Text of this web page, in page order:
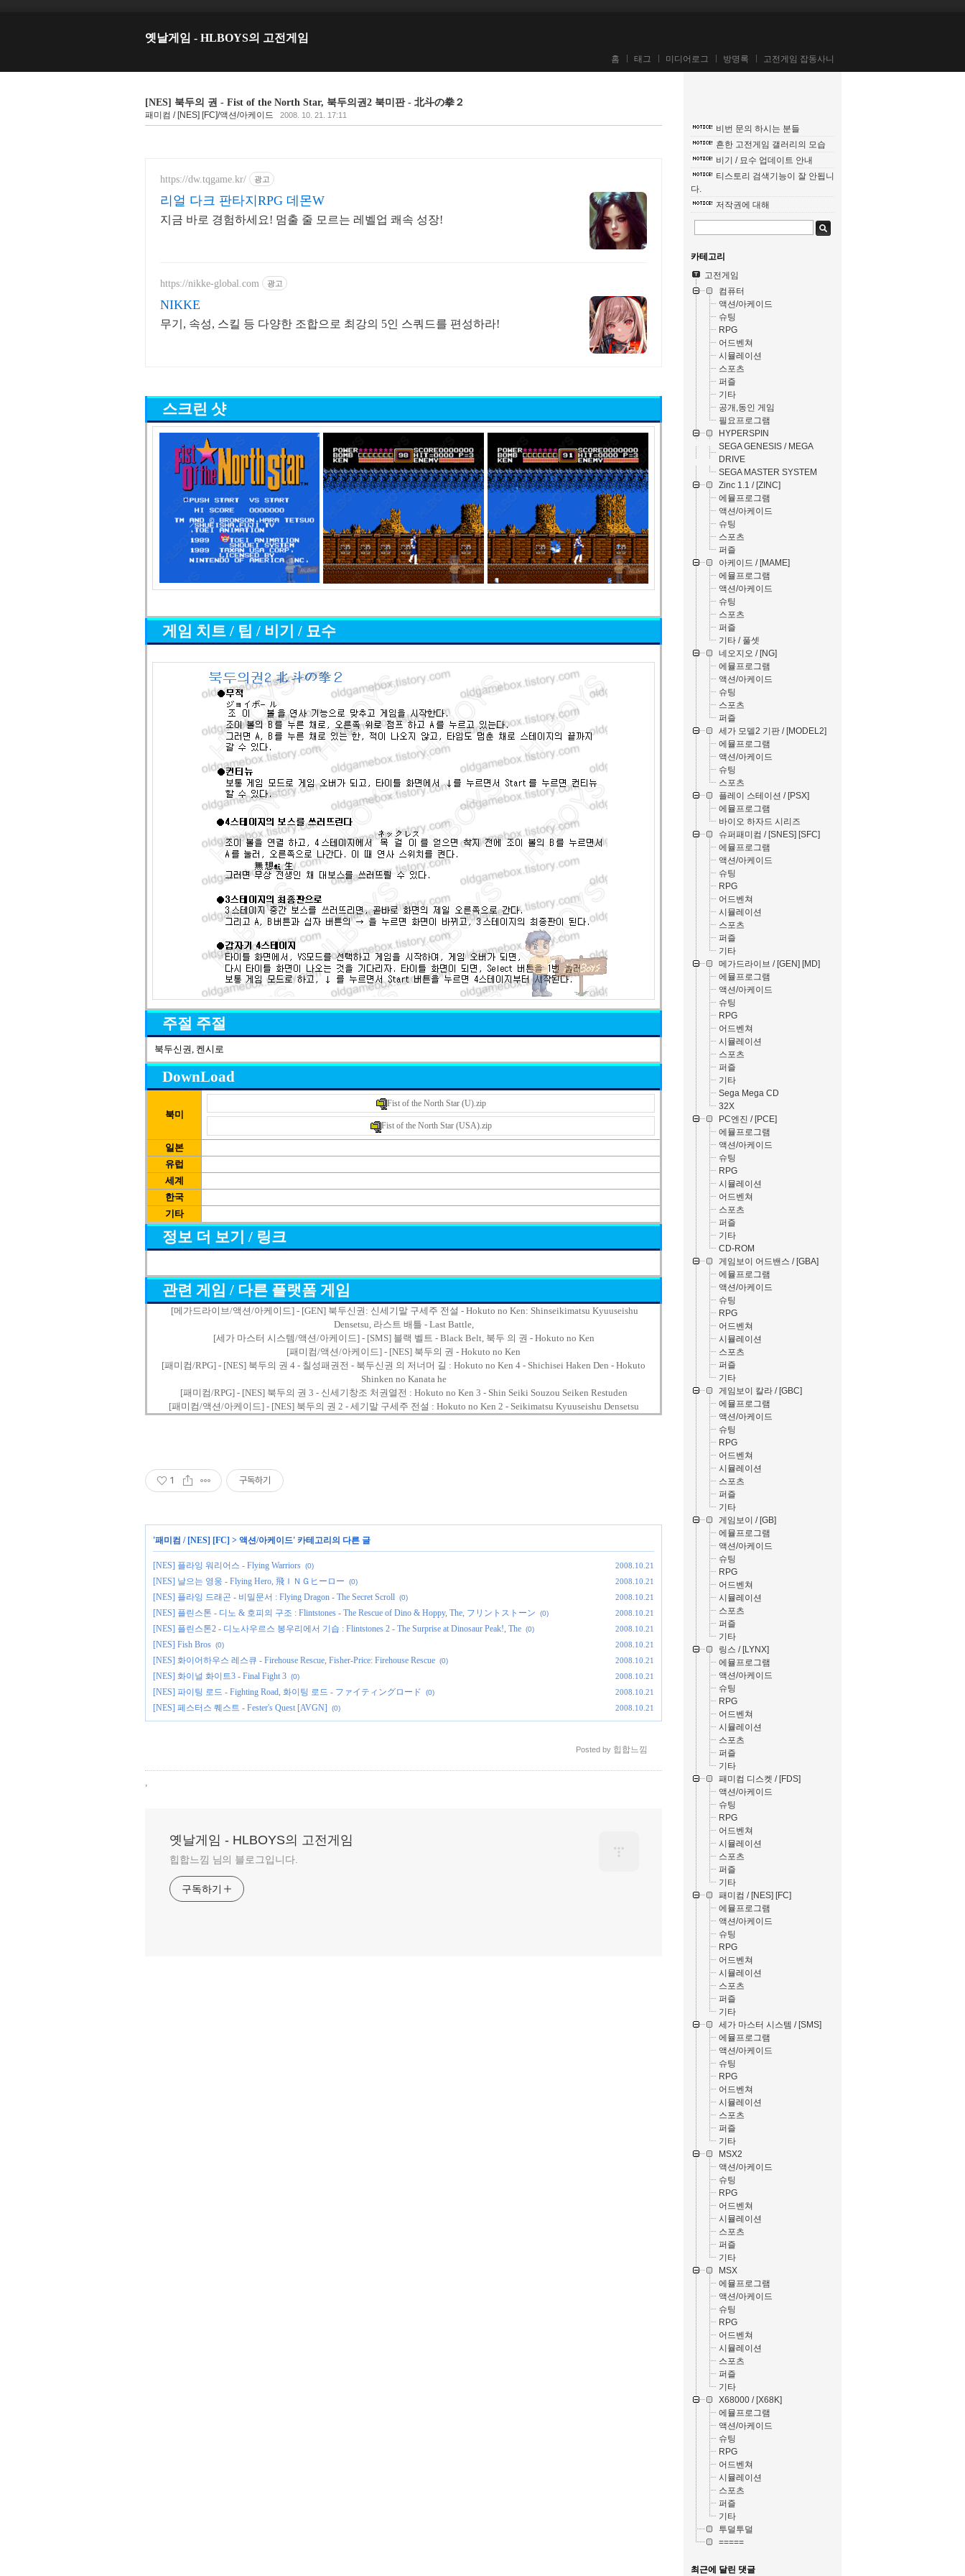
옛날게임 - HLBOYS의 고전게임
홈 태그 미디어로그 방명록 고전게임 잡동사니
[NES] 북두의 권 - Fist of the North Star, 북두의권2 북미판 - 北斗の拳２
패미컴 / [NES] [FC]/액션/아케이드 2008. 10. 21. 17:11
https://dw.tqgame.kr/ 광고
리얼 다크 판타지RPG 데몬W
지금 바로 경험하세요! 멈출 줄 모르는 레벨업 쾌속 성장!
https://nikke-global.com 광고
NIKKE
무기, 속성, 스킬 등 다양한 조합으로 최강의 5인 스쿼드를 편성하라!
스크린 샷
게임 치트 / 팁 / 비기 / 묘수
주절 주절
북두신권, 켄시로
DownLoad
북미
Fist of the North Star (U).zip
Fist of the North Star (USA).zip
일본
유럽
세계
한국
기타
정보 더 보기 / 링크
관련 게임 / 다른 플랫폼 게임
[메가드라이브/액션/아케이드] - [GEN] 북두신권: 신세기말 구세주 전설 - Hokuto no Ken: Shinseikimatsu Kyuuseishu
Densetsu, 라스트 배틀 - Last Battle,
[세가 마스터 시스템/액션/아케이드] - [SMS] 블랙 벨트 - Black Belt, 북두 의 권 - Hokuto no Ken
[패미컴/액션/아케이드] - [NES] 북두의 권 - Hokuto no Ken
[패미컴/RPG] - [NES] 북두의 권 4 - 칠성패권전 - 북두신권 의 저너머 길 : Hokuto no Ken 4 - Shichisei Haken Den - Hokuto
Shinken no Kanata he
[패미컴/RPG] - [NES] 북두의 권 3 - 신세기창조 처권열전 : Hokuto no Ken 3 - Shin Seiki Souzou Seiken Restuden
[패미컴/액션/아케이드] - [NES] 북두의 권 2 - 세기말 구세주 전설 : Hokuto no Ken 2 - Seikimatsu Kyuuseishu Densetsu
1 구독하기
'패미컴 / [NES] [FC] > 액션/아케이드' 카테고리의 다른 글
[NES] 플라잉 워리어스 - Flying Warriors (0) 2008.10.21
[NES] 날으는 영웅 - Flying Hero, 飛ＩＮＧヒーロー (0) 2008.10.21
[NES] 플라잉 드래곤 - 비밀문서 : Flying Dragon - The Secret Scroll (0) 2008.10.21
[NES] 플린스톤 - 디노 & 호피의 구조 : Flintstones - The Rescue of Dino & Hoppy, The, フリントストーン (0) 2008.10.21
[NES] 플린스톤2 - 디노사우르스 봉우리에서 기습 : Flintstones 2 - The Surprise at Dinosaur Peak!, The (0) 2008.10.21
[NES] Fish Bros (0) 2008.10.21
[NES] 화이어하우스 레스큐 - Firehouse Rescue, Fisher-Price: Firehouse Rescue (0) 2008.10.21
[NES] 화이널 화이트3 - Final Fight 3 (0) 2008.10.21
[NES] 파이팅 로드 - Fighting Road, 화이팅 로드 - ファイティングロード (0) 2008.10.21
[NES] 페스터스 퀘스트 - Fester's Quest [AVGN] (0) 2008.10.21
Posted by 힙합느낌
,
옛날게임 - HLBOYS의 고전게임
힙합느낌 님의 블로그입니다.
구독하기
비번 문의 하시는 분들
흔한 고전게임 갤러리의 모습
비기 / 묘수 업데이트 안내
티스토리 검색기능이 잘 안됩니
다.
저작권에 대해
카테고리
고전게임
컴퓨터
액션/아케이드
슈팅
RPG
어드벤쳐
시뮬레이션
스포츠
퍼즐
기타
공개,동인 게임
필요프로그램
HYPERSPIN
SEGA GENESIS / MEGA
DRIVE
SEGA MASTER SYSTEM
Zinc 1.1 / [ZINC]
에뮬프로그램
액션/아케이드
슈팅
스포츠
퍼즐
아케이드 / [MAME]
에뮬프로그램
액션/아케이드
슈팅
스포츠
퍼즐
기타 / 풀셋
네오지오 / [NG]
에뮬프로그램
액션/아케이드
슈팅
스포츠
퍼즐
세가 모델2 기판 / [MODEL2]
에뮬프로그램
액션/아케이드
슈팅
스포츠
플레이 스테이션 / [PSX]
에뮬프로그램
바이오 하자드 시리즈
슈퍼패미컴 / [SNES] [SFC]
에뮬프로그램
액션/아케이드
슈팅
RPG
어드벤쳐
시뮬레이션
스포츠
퍼즐
기타
메가드라이브 / [GEN] [MD]
에뮬프로그램
액션/아케이드
슈팅
RPG
어드벤쳐
시뮬레이션
스포츠
퍼즐
기타
Sega Mega CD
32X
PC엔진 / [PCE]
에뮬프로그램
액션/아케이드
슈팅
RPG
시뮬레이션
어드벤쳐
스포츠
퍼즐
기타
CD-ROM
게임보이 어드밴스 / [GBA]
에뮬프로그램
액션/아케이드
슈팅
RPG
어드벤쳐
시뮬레이션
스포츠
퍼즐
기타
게임보이 칼라 / [GBC]
에뮬프로그램
액션/아케이드
슈팅
RPG
어드벤쳐
시뮬레이션
스포츠
퍼즐
기타
게임보이 / [GB]
에뮬프로그램
액션/아케이드
슈팅
RPG
어드벤쳐
시뮬레이션
스포츠
퍼즐
기타
링스 / [LYNX]
에뮬프로그램
액션/아케이드
슈팅
RPG
어드벤쳐
시뮬레이션
스포츠
퍼즐
기타
패미컴 디스켓 / [FDS]
액션/아케이드
슈팅
RPG
어드벤쳐
시뮬레이션
스포츠
퍼즐
기타
패미컴 / [NES] [FC]
에뮬프로그램
액션/아케이드
슈팅
RPG
어드벤쳐
시뮬레이션
스포츠
퍼즐
기타
세가 마스터 시스템 / [SMS]
에뮬프로그램
액션/아케이드
슈팅
RPG
어드벤쳐
시뮬레이션
스포츠
퍼즐
기타
MSX2
액션/아케이드
슈팅
RPG
어드벤쳐
시뮬레이션
스포츠
퍼즐
기타
MSX
에뮬프로그램
액션/아케이드
슈팅
RPG
어드벤쳐
시뮬레이션
스포츠
퍼즐
기타
X68000 / [X68K]
에뮬프로그램
액션/아케이드
슈팅
RPG
어드벤쳐
시뮬레이션
스포츠
퍼즐
기타
투덜투덜
=====
최근에 달린 댓글